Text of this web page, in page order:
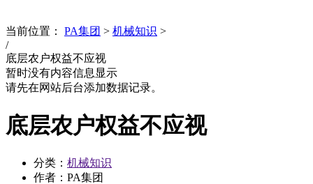
当前位置： PA集团 > 机械知识 >
/
底层农户权益不应视
暂时没有内容信息显示
请先在网站后台添加数据记录。
底层农户权益不应视
分类： 机械知识
作者：PA集团